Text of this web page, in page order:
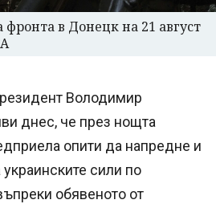
в Донецк на 21 август
Володимир
днес, че през нощта
опити да напредне и
сили по
обявеното от